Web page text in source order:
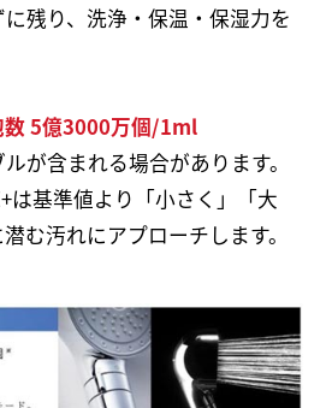
残り、洗浄・保温・保湿力を
5億3000万個/1ml
が含まれる場合があります。
は基準値より「小さく」「大
む汚れにアプローチします。